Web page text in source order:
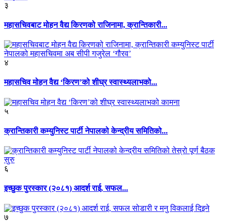
३
महासचिवबाट मोहन वैद्य किरणको राजिनामा, क्रान्तिकारी...
४
महासचिव मोहन वैद्य ‘किरण’को शीघ्र स्वास्थ्यलाभको...
५
क्रान्तिकारी कम्युनिस्ट पार्टी नेपालको केन्द्रीय समितिको...
६
इच्छुक पुरस्कार (२०८१) आदर्श राई, सफल...
७